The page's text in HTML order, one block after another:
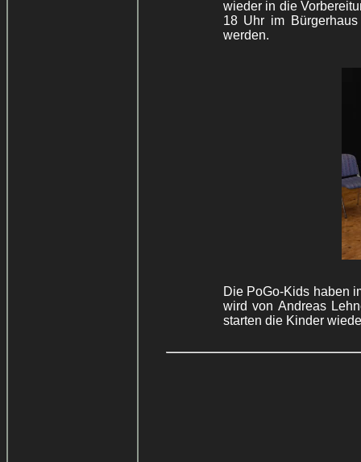
wieder in die
18 Uhr im
werden.
Die PoGo-Kids haben
wird von Andreas
starten die Kinder